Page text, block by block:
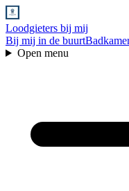
Loodgieters bij mij
Bij mij in de buurt
Open menu